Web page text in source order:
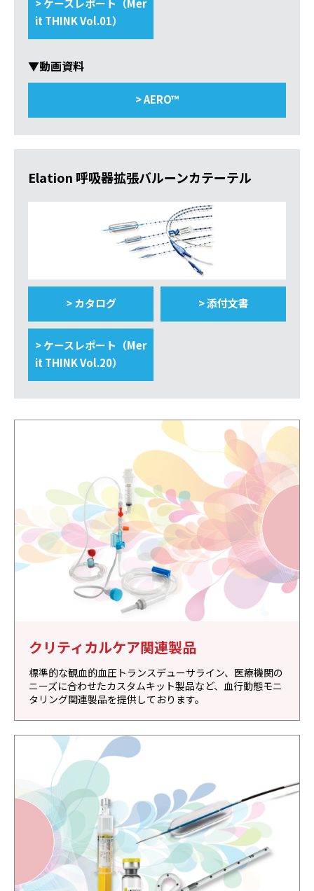
> ケースレポート（Mer
it THINK Vol.01）
▼動画資料
> AERO™
Elation 呼吸器拡張バルーンカテーテル
> カタログ > 添付文書
> ケースレポート（Mer
it THINK Vol.20）
クリティカルケア関連製品
標準的な観血的血圧トランスデューサライン、医療機関の
ニーズに合わせたカスタムキット製品など、血行動態モニ
タリング関連製品を提供しております。